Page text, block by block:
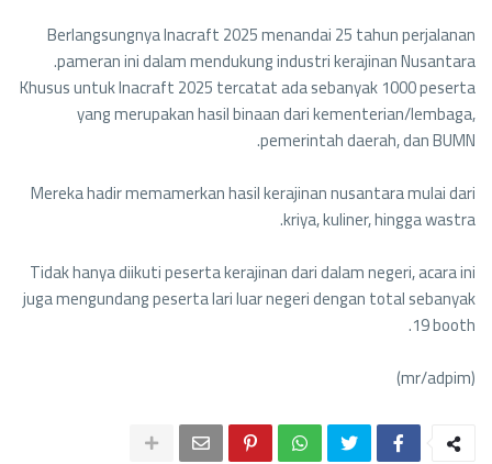
Berlangsungnya Inacraft 2025 menandai 25 tahun perjalanan
pameran ini dalam mendukung industri kerajinan Nusantara.
Khusus untuk Inacraft 2025 tercatat ada sebanyak 1000 peserta
yang merupakan hasil binaan dari kementerian/lembaga,
pemerintah daerah, dan BUMN.
Mereka hadir memamerkan hasil kerajinan nusantara mulai dari
kriya, kuliner, hingga wastra.
Tidak hanya diikuti peserta kerajinan dari dalam negeri, acara ini
juga mengundang peserta lari luar negeri dengan total sebanyak
19 booth.
(mr/adpim)